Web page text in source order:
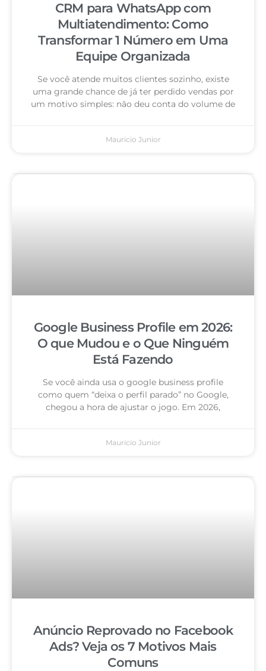
CRM para WhatsApp com
Multiatendimento: Como
Transformar 1 Número em Uma
Equipe Organizada
Se você atende muitos clientes sozinho, existe
uma grande chance de já ter perdido vendas por
um motivo simples: não deu conta do volume de
Mauricio Junior
Google Business Profile em 2026:
O que Mudou e o Que Ninguém
Está Fazendo
Se você ainda usa o google business profile
como quem “deixa o perfil parado” no Google,
chegou a hora de ajustar o jogo. Em 2026,
Mauricio Junior
Anúncio Reprovado no Facebook
Ads? Veja os 7 Motivos Mais
Comuns